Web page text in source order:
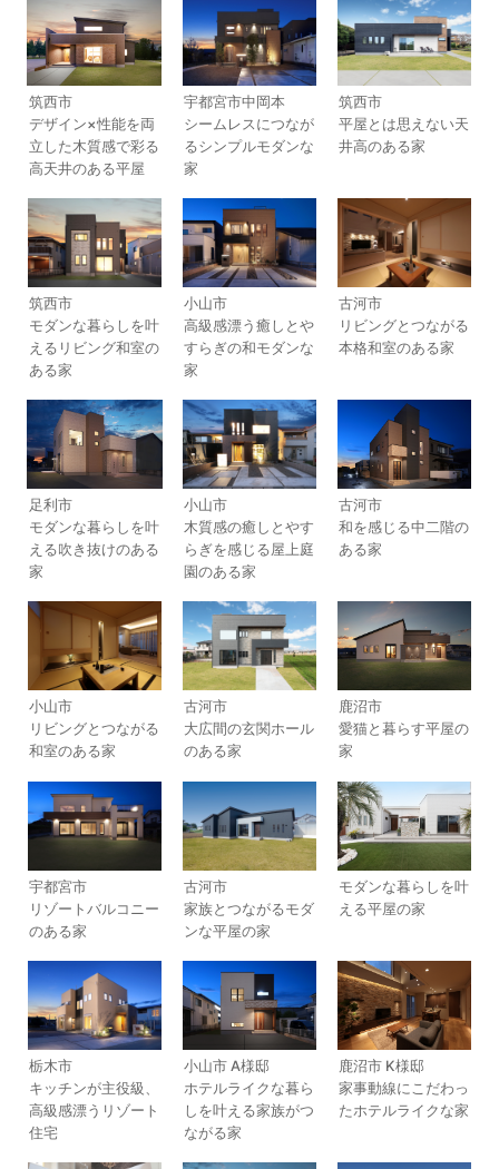
筑西市
デザイン×性能を両
立した木質感で彩る
高天井のある平屋
宇都宮市中岡本
シームレスにつなが
るシンプルモダンな
家
筑西市
平屋とは思えない天
井高のある家
筑西市
モダンな暮らしを叶
えるリビング和室の
ある家
小山市
高級感漂う癒しとや
すらぎの和モダンな
家
古河市
リビングとつながる
本格和室のある家
足利市
モダンな暮らしを叶
える吹き抜けのある
家
小山市
木質感の癒しとやす
らぎを感じる屋上庭
園のある家
古河市
和を感じる中二階の
ある家
小山市
リビングとつながる
和室のある家
古河市
大広間の玄関ホール
のある家
鹿沼市
愛猫と暮らす平屋の
家
宇都宮市
リゾートバルコニー
のある家
古河市
家族とつながるモダ
ンな平屋の家
モダンな暮らしを叶
える平屋の家
栃木市
キッチンが主役級、
高級感漂うリゾート
住宅
小山市 A様邸
ホテルライクな暮ら
しを叶える家族がつ
ながる家
鹿沼市 K様邸
家事動線にこだわっ
たホテルライクな家